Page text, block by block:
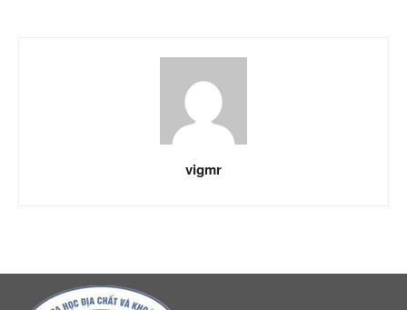
vigmr